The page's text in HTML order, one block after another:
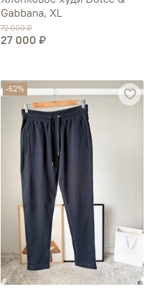
Gabbana, XL
72 000 ₽
27 000 ₽
-62%